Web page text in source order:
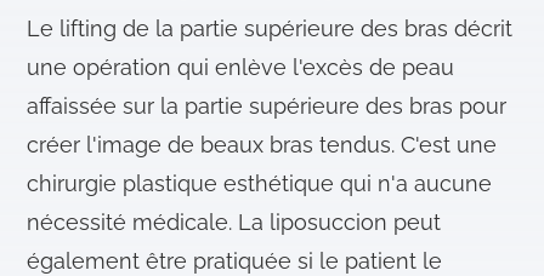
Le lifting de la partie supérieure des bras décrit
une opération qui enlève l'excès de peau
affaissée sur la partie supérieure des bras pour
créer l'image de beaux bras tendus. C'est une
chirurgie plastique esthétique qui n'a aucune
nécessité médicale. La liposuccion peut
également être pratiquée si le patient le